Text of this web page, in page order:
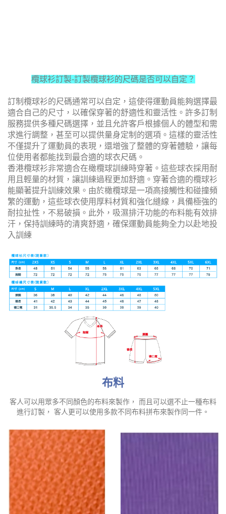
欖球衫訂製-訂製欖球衫的尺碼是否可以自定？
訂制欖球衫的尺碼通常可以自定，這使得運動員能夠選擇最
適合自己的尺寸，以確保穿著的舒適性和靈活性。許多訂制
服務提供多種尺碼選擇，並且允許客戶根據個人的體型和需
求進行調整，甚至可以提供量身定制的選項。這樣的靈活性
不僅提升了運動員的表現，還增強了整體的穿著體驗，讓每
位使用者都能找到最合適的球衣尺碼。
香港欖球衫非常適合在橄欖球訓練時穿著。這些球衣採用耐
用且輕量的材質，讓訓練過程更加舒適。穿著合適的欖球衫
能顯著提升訓練效果。由於橄欖球是一項高接觸性和碰撞頻
繁的運動，這些球衣使用厚料材質和強化縫線，具備極強的
耐拉扯性，不易破損。此外，吸濕排汗功能的布料能有效排
汗，保持訓練時的清爽舒適，確保運動員能夠全力以赴地投
入訓練
布料
客人可以用眾多不同顏色的布料來製作， 而且可以選不止一種布料
進行訂製， 客人更可以使用多款不同布料拼布來製作同一件。